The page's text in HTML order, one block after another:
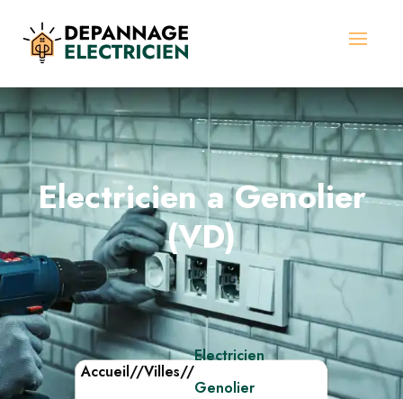
Electricien a Genolier
(VD)
Accueil//Villes//
Electricien
Genolier